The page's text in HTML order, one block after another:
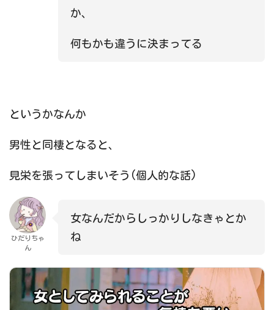
か、
何もかも違うに決まってる
というかなんか
男性と同棲となると、
見栄を張ってしまいそう(個人的な話)
ひだりちゃ
ん
女なんだからしっかりしなきゃとか
ね